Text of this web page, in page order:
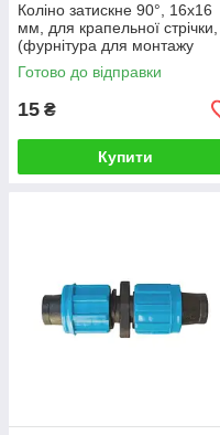
Коліно затискне 90°, 16х16
мм, для крапельної стрічки,
(фурнітура для монтажу
крапельного поливу), Presto-
PS
Готово до відправки
15 ₴
Купити